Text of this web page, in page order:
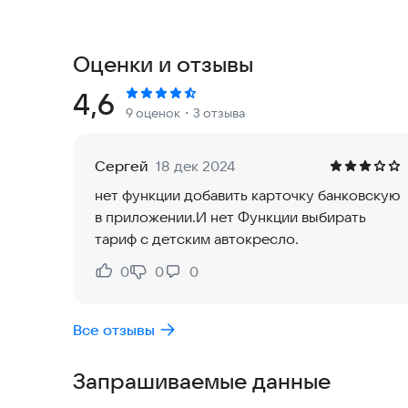
Хотите, чтобы в машине было детское кресло
Сделали заказ, но вспомнили, что забыли
можно отредактировать детали заказа после
заказ вы можете добавить остановки и
Нужно забрать друга или заехать в магазин?
5. Вызывайте одновременно несколько машин
Для большой компании можно заказать в
6. Всё о заказе на одном экране
В приложении Такси Мустанг отображается
Не видите, куда подъехала машина или нужно
история сообщений сохраняется в
8. Предварительный заказ
Оценки и отзывы
Рейтинг:
4,6 9 оценок ・3 отзыва
Сергей 18 дек 2024
нет функции добавить карточку банковскую
в приложении.И нет Функции выбирать
тариф с детским автокресло.
Нравится:
0
Не нравится:
0 0
Все отзывы
Запрашиваемые данные